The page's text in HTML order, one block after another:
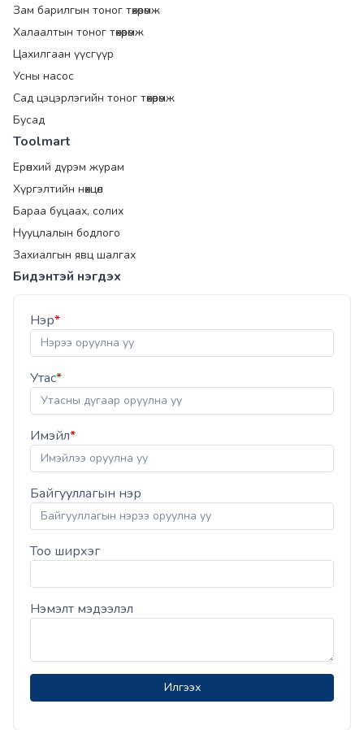
Зам барилгын тоног төхөөрөмж
Халаалтын тоног төхөөрөмж
Цахилгаан үүсгүүр
Усны насос
Сад цэцэрлэгийн тоног төхөөрөмж
Бусад
Toolmart
Ерөнхий дүрэм журам
Хүргэлтийн нөхцөл
Бараа буцаах, солих
Нууцлалын бодлого
Захиалгын явц шалгах
Бидэнтэй нэгдэх
Нэр*
Утас*
Имэйл*
Байгууллагын нэр
Тоо ширхэг
Нэмэлт мэдээлэл
Илгээх